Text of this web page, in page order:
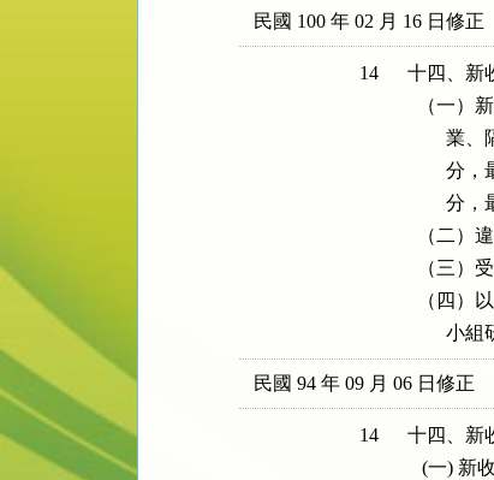
民國 100 年 02 月 16 日修正
14
十四、新
（一）
分
（二）
（三）
（四）
民國 94 年 09 月 06 日修正
14
十四、新
(一)